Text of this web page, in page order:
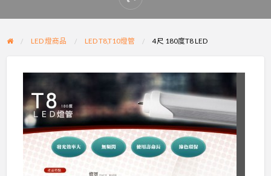
Report
problem
LED 燈商品 LED T8,T10燈管 4尺 180度T8 LED